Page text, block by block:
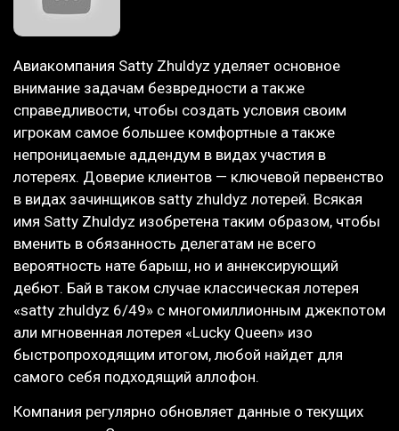
Авиакомпания Satty Zhuldyz уделяет основное
внимание задачам безвредности а также
справедливости, чтобы создать условия своим
игрокам самое большее комфортные а также
непроницаемые аддендум в видах участия в
лотереях. Доверие клиентов — ключевой первенство
в видах зачинщиков satty zhuldyz лотерей. Всякая
имя Satty Zhuldyz изобретена таким образом, чтобы
вменить в обязанность делегатам не всего
вероятность нате барыш, но и аннексирующий
дебют. Бай в таком случае классическая лотерея
«satty zhuldyz 6/49» с многомиллионным джекпотом
али мгновенная лотерея «Lucky Queen» изо
быстропроходящим итогом, любой найдет для
самого себя подходящий аллофон.
Компания регулярно обновляет данные о текущих